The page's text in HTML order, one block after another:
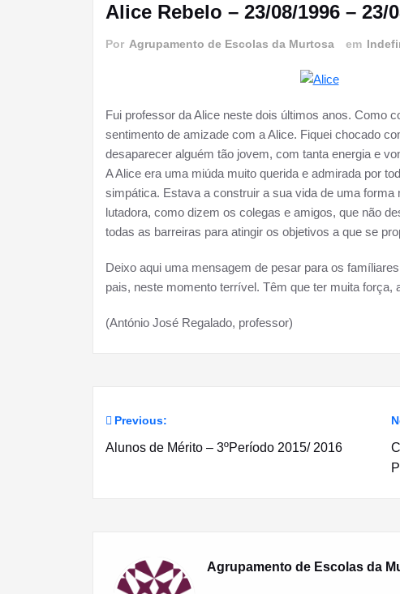
Alice Rebelo – 23/08/1996 – 23/
Por Agrupamento de Escolas da Murtosa em
Fui professor da Alice neste dois últimos anos. Como
sentimento de amizade com a Alice. Fiquei chocado
desaparecer alguém tão jovem, com tanta energia e
A Alice era uma miúda muito querida e admirada por
simpática. Estava a construir a sua vida de uma forma
lutadora, como dizem os colegas e amigos, que não
todas as barreiras para atingir os objetivos a que se
Deixo aqui uma mensagem de pesar para os
pais, neste momento terrível. Têm que ter muita força,
(António José Regalado, professor)
Navegação
Previous:
Alunos de Mérito – 3ºPeríodo 2015/ 2016
Agrupamento de Escolas da